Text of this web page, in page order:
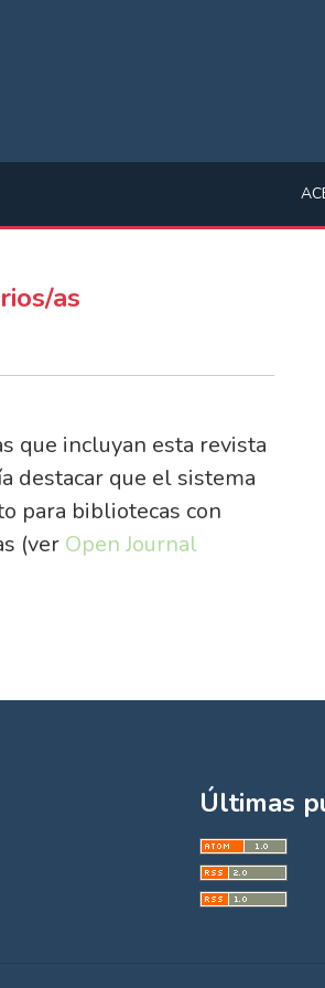
as
que incluyan esta revista
destacar que el sistema
para bibliotecas con
(ver Open Journal
Últimas